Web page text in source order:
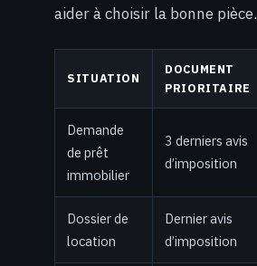
aider à choisir la bonne pièce.
SITUATION
DOCUMENT
PRIORITAIRE
Demande
de prêt
immobilier
3 derniers avis
d’imposition
Dossier de
location
Dernier avis
d’imposition